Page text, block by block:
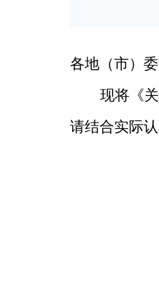
各地（市）
现将 《
请结合实际认